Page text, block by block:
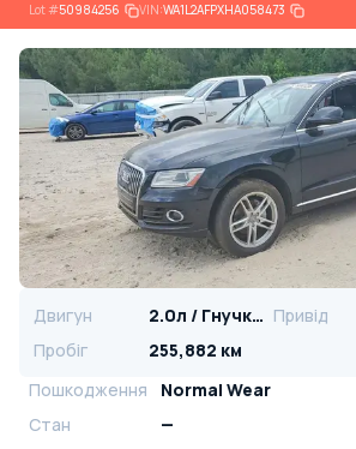
Lot#50984256 VIN:WA1L2AFPXHA058473
Двигун 2.0л / Гнучке паливо Привід
Пробіг
255,882 км
Пошкодження
Normal Wear
Стан
—